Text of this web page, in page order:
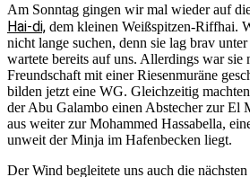
Am Sonntag gingen wir mal wieder auf
Hai-di, dem kleinen Weißspitzen-Riffhai.
nicht lange suchen, denn sie lag brav
wartete bereits auf uns. Allerdings war sie
Freundschaft mit einer Riesenmuräne
bilden jetzt eine WG. Gleichzeitig
der Abu Galambo einen Abstecher zur El
aus weiter zur Mohammed Hassabella,
unweit der Minja im Hafenbecken liegt.
Der Wind begleitete uns auch die